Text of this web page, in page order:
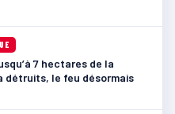
7 hectares de la
détruits, le feu désormais